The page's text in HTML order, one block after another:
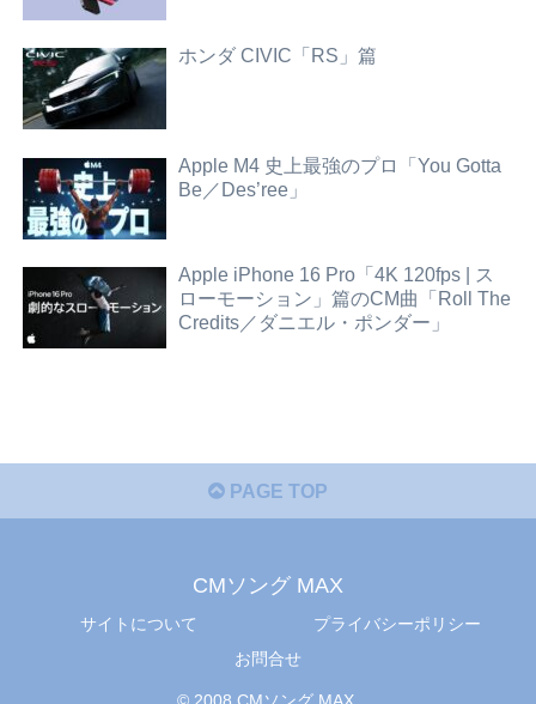
ホンダ CIVIC「RS」篇
Apple M4 史上最強のプロ「You Gotta
Be／Des’ree」
Apple iPhone 16 Pro「4K 120fps | ス
ローモーション」篇のCM曲「Roll The
Credits／ダニエル・ポンダー」
PAGE TOP
CMソング MAX
サイトについて
プライバシーポリシー
お問合せ
© 2008 CMソング MAX.